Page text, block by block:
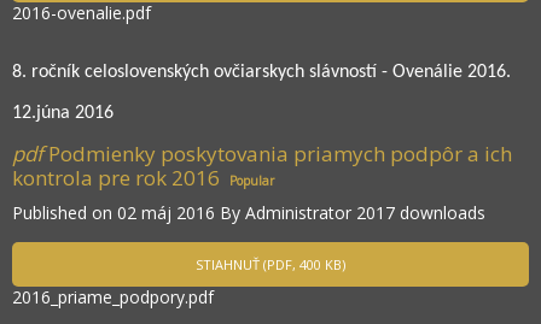
2016-ovenalie.pdf
8. ročník celoslovenských ovčiarskych slávností - Ovenálie 2016.
12.júna 2016
pdf Podmienky poskytovania priamych podpôr a ich
kontrola pre rok 2016
Popular
Published on 02 máj 2016 By Administrator 2017 downloads
STIAHNUŤ (PDF, 400 KB)
2016_priame_podpory.pdf